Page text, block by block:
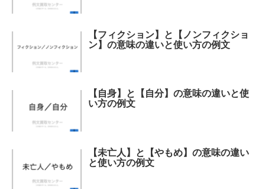
【フィクション】と【ノンフィクショ
ン】の意味の違いと使い方の例文
【自身】と【自分】の意味の違いと使
い方の例文
【未亡人】と【やもめ】の意味の違い
と使い方の例文